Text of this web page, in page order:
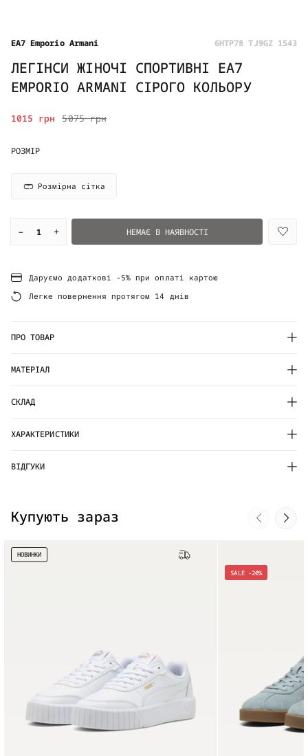
EA7 Emporio Armani 6HTP78 TJ9GZ 1543
ЛЕГІНСИ ЖІНОЧІ СПОРТИВНІ EA7
EMPORIO ARMANI СІРОГО КОЛЬОРУ
5075 грн
1015 грн
РОЗМІР
Розмірна сітка
– + НЕМАЄ В НАЯВНОСТІ
Даруємо додаткові -5% при оплаті картою
Легке повернення протягом 14 днів
ПРО ТОВАР
МАТЕРІАЛ
СКЛАД
ХАРАКТЕРИСТИКИ
ВІДГУКИ
Купують зараз
НОВИНКИ
SALE -20%